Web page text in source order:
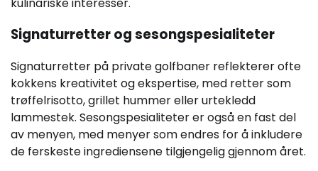
Signaturretter og sesongspesialiteter
Signaturretter på private golfbaner reflekterer ofte
kokkens kreativitet og ekspertise, med retter som
trøffelrisotto, grillet hummer eller urtekledd
lammestek. Sesongspesialiteter er også en fast del
av menyen, med menyer som endres for å inkludere
de ferskeste ingrediensene tilgjengelig gjennom året.